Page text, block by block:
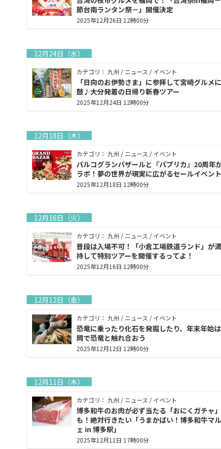
節台南ランタン祭－」開催決定
2025年12月26日 12時00分
12月24日（水）
カテゴリ： 九州 / ニュース / イベント
「日向のお伊勢さま」に参拝して宮崎グルメ
鼓♪大分発着の日帰り新春ツアー
2025年12月24日 12時00分
12月18日（木）
カテゴリ： 九州 / ニュース / イベント
パルコグランバザールと『パプリカ』20周年
ラボ！夢の世界が現実に広がるセールイベント
2025年12月18日 12時00分
12月16日（火）
カテゴリ： 九州 / ニュース / イベント
普段は入場不可！「小倉工場鉄道ランド」が
持して特別ツアーを開催するってよ！
2025年12月16日 12時00分
12月12日（金）
カテゴリ： 九州 / ニュース / イベント
恐竜に乗ったり化石を発掘したり、年末年始
岡で恐竜と触れ合おう
2025年12月12日 12時00分
12月11日（木）
カテゴリ： 九州 / ニュース / イベント
博多和牛のお肉が必ず当たる「おにくガチャ」
も！絶対行きたい「うまかばい！博多和牛マ
ェ in 博多駅」
2025年12月11日 17時00分